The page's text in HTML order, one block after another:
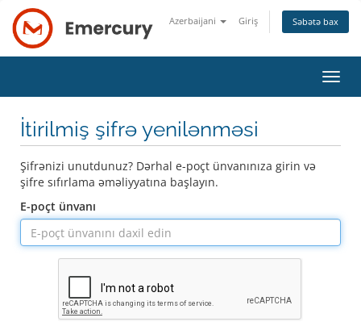
Azerbaijani Giriş Səbətə bax
keçid
İtirilmiş şifrə yenilənməsi
Şifrənizi unutdunuz? Dərhal e-poçt ünvanınıza girin və
şifre sıfırlama əməliyyatına başlayın.
E-poçt ünvanı